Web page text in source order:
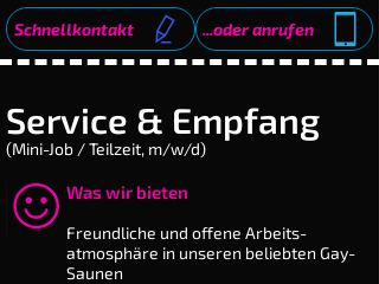
Schnellkontakt
...oder anrufen
Service & Empfang
(Mini-Job / Teilzeit, m/w/d)
Was wir bieten
​Freundliche und offene Arbeits­
atmosphäre in unseren beliebten Gay-
Saunen